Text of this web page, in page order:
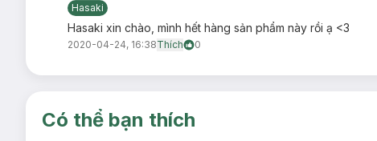
Hasaki
Hasaki xin chào, mình hết hàng sản phẩm này rồi ạ <3
2020-04-24, 16:38Thích 0
Có thể bạn thích